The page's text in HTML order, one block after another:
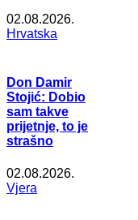
02.08.2026.
Hrvatska
Don Damir
Stojić: Dobio
sam takve
prijetnje, to je
strašno
02.08.2026.
Vjera